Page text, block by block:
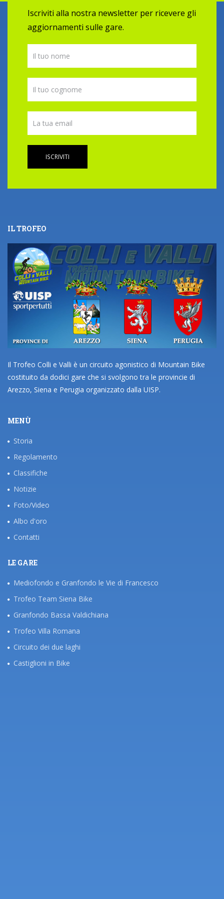
Iscriviti alla nostra newsletter per ricevere gli
aggiornamenti sulle gare.
ISCRIVITI
IL TROFEO
Il Trofeo Colli e Valli è un circuito agonistico di Mountain Bike
costituito da dodici gare che si svolgono tra le provincie di
Arezzo, Siena e Perugia organizzato dalla UISP.
MENÙ
Storia
Regolamento
Classifiche
Notizie
Foto/Video
Albo d'oro
Contatti
LE GARE
Mediofondo e Granfondo le Vie di Francesco
Trofeo Team Siena Bike
Granfondo Bassa Valdichiana
Trofeo Villa Romana
Circuito dei due laghi
Castiglioni in Bike